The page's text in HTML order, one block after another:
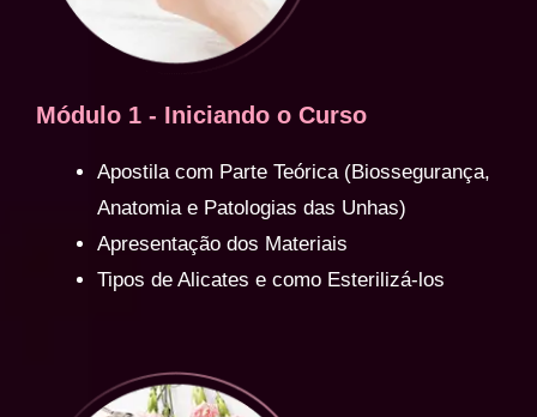
Módulo 1 - Iniciando o Curso
Apostila com Parte Teórica (Biossegurança,
Anatomia e Patologias das Unhas)
Apresentação dos Materiais
Tipos de Alicates e como Esterilizá-los